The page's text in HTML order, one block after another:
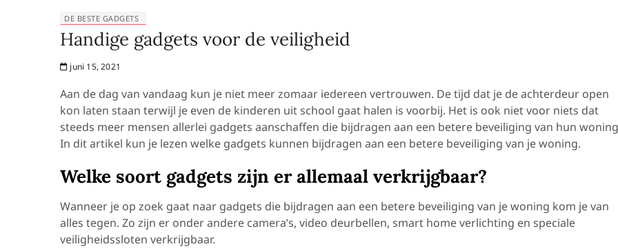
DE BESTE GADGETS
Handige gadgets voor de veiligheid
juni 15, 2021
Aan de dag van vandaag kun je niet meer zomaar iedereen vertrouwen. De tijd dat je de achterdeur open
kon laten staan terwijl je even de kinderen uit school gaat halen is voorbij. Het is ook niet voor niets dat
steeds meer mensen allerlei gadgets aanschaffen die bijdragen aan een betere beveiliging van hun
In dit artikel kun je lezen welke gadgets kunnen bijdragen aan een betere beveiliging van je woning.
Welke soort gadgets zijn er allemaal verkrijgbaar?
Wanneer je op zoek gaat naar gadgets die bijdragen aan een betere beveiliging van je woning kom je van
alles tegen. Zo zijn er onder andere camera’s, video deurbellen, smart home verlichting en speciale
veiligheidssloten verkrijgbaar.